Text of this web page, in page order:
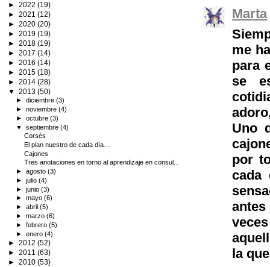
Marta
me
para
se
Uno
por
cada
la
► 2022 (19)
► 2021 (12)
► 2020 (20)
► 2019 (19)
► 2018 (19)
► 2017 (14)
► 2016 (14)
► 2015 (18)
► 2014 (28)
▼ 2013 (50)
►diciembre(3)
►noviembre(4)
►octubre(3)
▼septiembre(4)
Corsés
El plan nuestro de cada día…
Cajones
Tres anotaciones en torno al aprendizaje en consul...
►agosto(3)
►julio(4)
►junio(3)
►mayo(6)
►abril(5)
►marzo(6)
►febrero(5)
►enero(4)
► 2012 (52)
► 2011 (63)
► 2010 (53)